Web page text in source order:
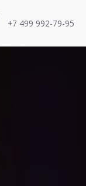
+7 499 992-79-95